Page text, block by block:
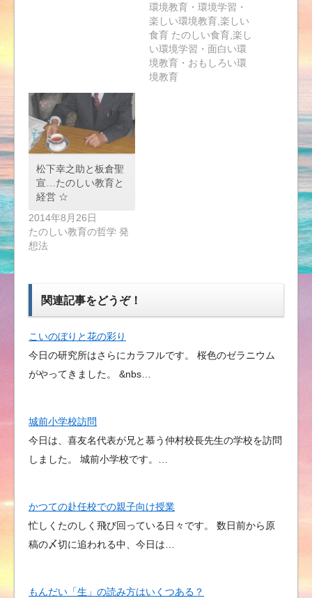
環境教育・環境学習・
楽しい環境教育,楽しい
食育 たのしい食育,楽し
い環境学習・面白い環
境教育・おもしろい環
境教育
松下幸之助と板倉聖
宣…たのしい教育と
経営 ☆
2014年8月26日
たのしい教育の哲学 発
想法
関連記事をどうぞ！
こいのぼりと花の彩り
今日の研究所はさらにカラフルです。 桜色のゼラニウム
がやってきました。 &nbs…
城前小学校訪問
今日は、喜友名代表が兄と慕う仲村校長先生の学校を訪問
しました。 城前小学校です。…
かつての赴任校での親子向け授業
忙しくたのしく飛び回っている日々です。 数日前から原
稿の〆切に追われる中、今日は…
もんだい「生」の読み方はいくつある？